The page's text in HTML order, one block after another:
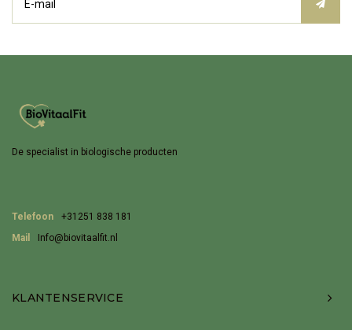
De specialist in biologische producten
Telefoon
+31251 838 181
Mail
Info@biovitaalfit.nl
KLANTENSERVICE